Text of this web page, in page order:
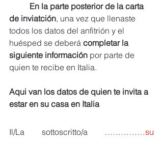
En la parte posterior de la carta
de inviatción, una vez que llenaste
todos los datos del anfitrión y el
huésped se deberá completar la
siguiente información por parte de
quien te recibe en Italia.
Aqui van los datos de quien te invita a
estar en su casa en Italia
Il/La sottoscritto/a ……………su